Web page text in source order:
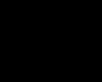
üne sahiptir.
maksimum konfor ve
sunar ve